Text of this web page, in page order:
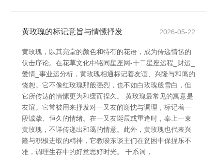
黄玫瑰的标记意旨与情愫抒发 2026-05-22
黄玫瑰，以其亮堂的颜色和特有的花语，成为传递情愫的
伏击序论。在花草文化中铭同星座网-十二星座运程_财运_
爱情_事业运分析，黄玫瑰相通标记着友谊、兴隆与和蔼的
饶恕。它不像红玫瑰那般强烈，也不如白玫瑰般雪白，但
它所传达的情愫更为和缓而捏久。 黄玫瑰最常见的寓意是
友谊。它常被用来抒发对一又友的谢忱与调理，标记着一
段诚挚、恒久的情绪。在一又友诞辰或重逢时，奉上一束
黄玫瑰，不详传递出和蔼的情意。此外，黄玫瑰也代表兴
隆与积极进取的精神，它教唆东谈主们在贫困中保捏乐不
雅，调理生存中的好意思好时光。 干系词，